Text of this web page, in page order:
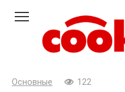
контенту
Основные 122